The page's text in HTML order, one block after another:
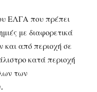
ΕΛΓΑ που πρέπει
με διαφορετικά
και από περιοχή σε
κατά περιοχή
των